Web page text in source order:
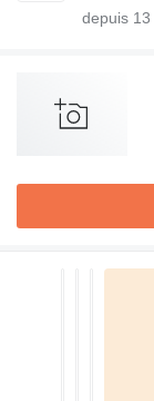
depuis 13